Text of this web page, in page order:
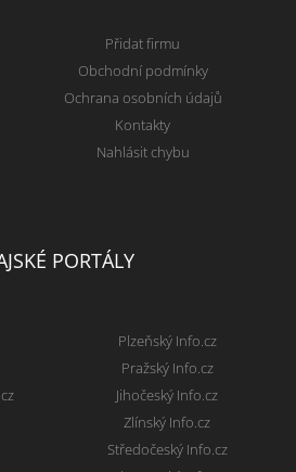
Přidat firmu
Obchodní podmínky
Ochrana osobních údajů
Kontakty
Nahlásit chybu
PORTÁLY
Plzeňský Info.cz
Pražský Info.cz
Jihočeský Info.cz
Zlínský Info.cz
Středočeský Info.cz